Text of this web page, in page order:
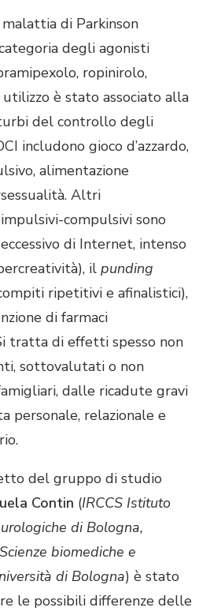
di Parkinson
degli agonisti
ropinirolo,
è stato associato alla
del controllo degli
includono gioco d’azzardo,
alimentazione
Altri
compulsivi sono
di Internet, intenso
il punding
ripetitivi e afinalistici),
di farmaci
tratta di effetti spesso non
sottovalutati o non
dalle ricadute gravi
personale, relazionale e
del gruppo di studio
Contin (IRCCS Istituto
di Bologna,
biomediche e
di Bologna) è stato
le possibili differenze delle